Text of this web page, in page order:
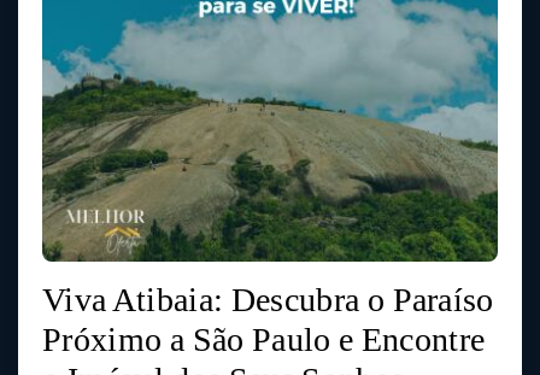
Viva Atibaia: Descubra o Paraíso
Próximo a São Paulo e Encontre